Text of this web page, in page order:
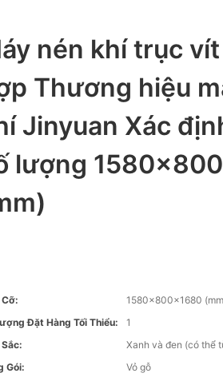
nén khí trục
Thương hiệu
Jinyuan Xác
lượng
1580x800x1680
Đặt Hàng Tối Thiểu:
1
Xanh và đen (có thể
Gói:
Vỏ gỗ